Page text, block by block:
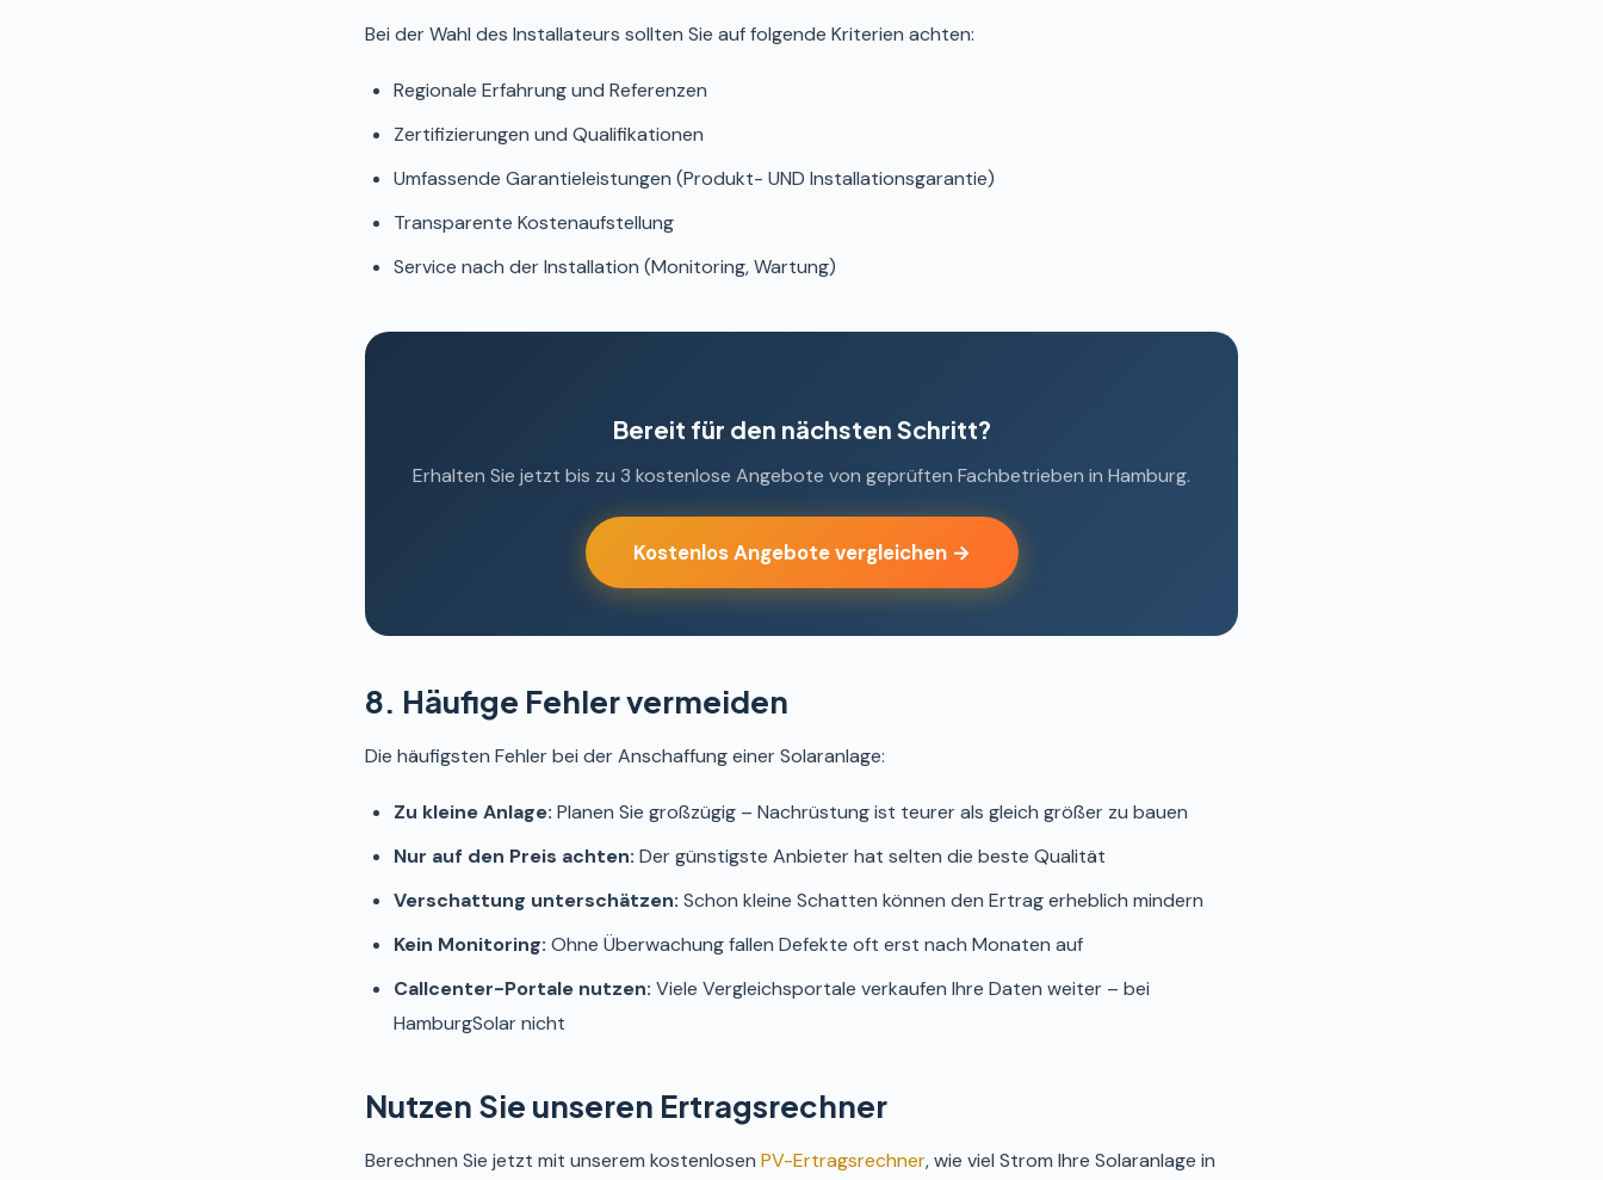
Bei der Wahl des Installateurs sollten Sie auf folgende Kriterien achten:
Regionale Erfahrung und Referenzen
Zertifizierungen und Qualifikationen
Umfassende Garantieleistungen (Produkt- UND Installationsgarantie)
Transparente Kostenaufstellung
Service nach der Installation (Monitoring, Wartung)
Bereit für den nächsten Schritt?
Erhalten Sie jetzt bis zu 3 kostenlose Angebote von geprüften Fachbetrieben in Hamburg.
Kostenlos Angebote vergleichen →
8. Häufige Fehler vermeiden
Die häufigsten Fehler bei der Anschaffung einer Solaranlage:
Zu kleine Anlage: Planen Sie großzügig – Nachrüstung ist teurer als gleich größer zu bauen
Nur auf den Preis achten: Der günstigste Anbieter hat selten die beste Qualität
Verschattung unterschätzen: Schon kleine Schatten können den Ertrag erheblich mindern
Kein Monitoring: Ohne Überwachung fallen Defekte oft erst nach Monaten auf
Callcenter-Portale nutzen: Viele Vergleichsportale verkaufen Ihre Daten weiter – bei
HamburgSolar nicht
Nutzen Sie unseren Ertragsrechner
Berechnen Sie jetzt mit unserem kostenlosen PV-Ertragsrechner, wie viel Strom Ihre Solaranlage in